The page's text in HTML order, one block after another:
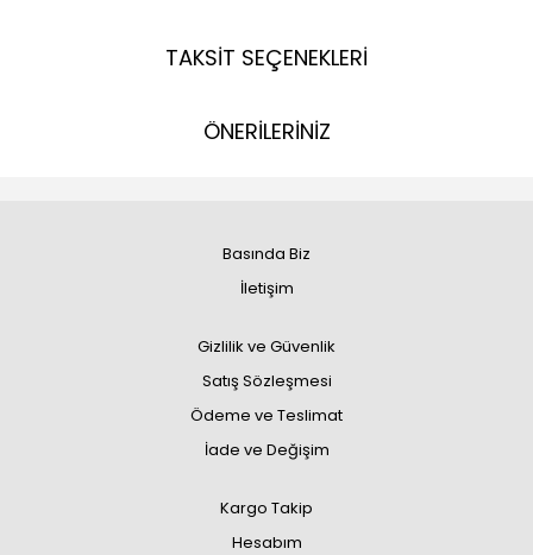
TAKSİT SEÇENEKLERİ
ÖNERİLERİNİZ
Basında Biz
İletişim
Gizlilik ve Güvenlik
Satış Sözleşmesi
Ödeme ve Teslimat
İade ve Değişim
Kargo Takip
Hesabım